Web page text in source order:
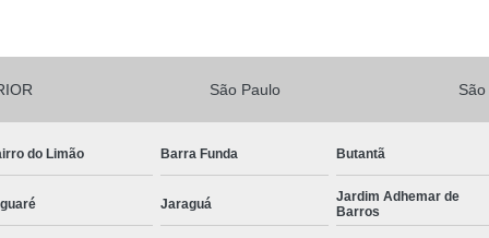
Limpeza de Fachada
Limpeza de Fachada de
São Paulo
do Limão Barra Funda Butantã
Jaraguá
Jardim Adhemar de
Barros